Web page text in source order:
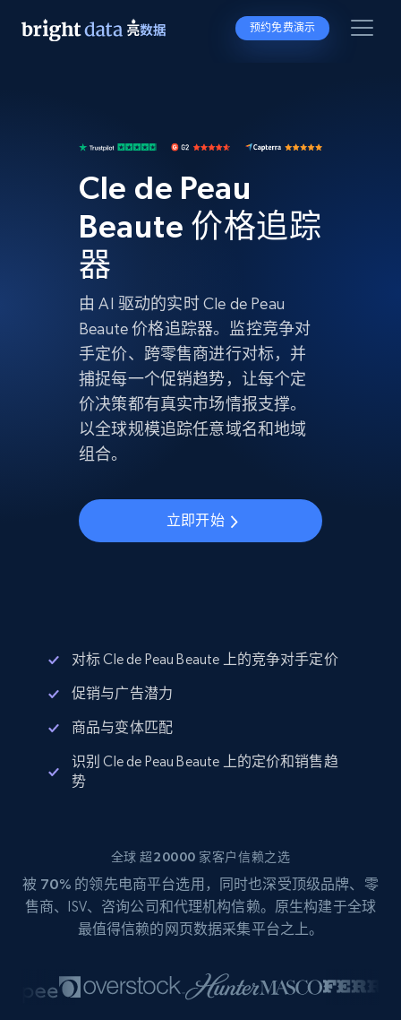
预约免费演示
Cle de Peau
Beaute 价格追踪
器
由 AI 驱动的实时 Cle de Peau
Beaute 价格追踪器。监控竞争对
手定价、跨零售商进行对标，并
捕捉每一个促销趋势，让每个定
价决策都有真实市场情报支撑。
以全球规模追踪任意域名和地域
组合。
立即开始
对标 Cle de Peau Beaute 上的竞争对手定价
促销与广告潜力
商品与变体匹配
识别 Cle de Peau Beaute 上的定价和销售趋
势
全球 超20000 家客户信赖之选
被 70% 的领先电商平台选用，同时也深受顶级品牌、零
售商、ISV、咨询公司和代理机构信赖。原生构建于全球
最值得信赖的网页数据采集平台之上。